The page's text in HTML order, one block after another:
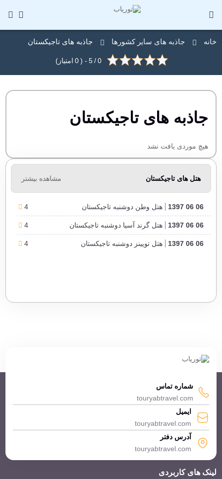
خانه جاذبه های سایر کشورها جاذبه های تاجیکستان
0
/
5
- (
0 امتیاز)
جاذبه های تاجیکستان
هیچ موردی یافت نشد
هتل های تاجیکستان مشاهده بیشتر
06 06 1397 هتل وطن دوشنبه تاجیکستان 4
06 06 1397 هتل گرند آسیا دوشنبه تاجیکستان 4
06 06 1397 هتل تویینز دوشنبه تاجیکستان 4
شماره تماس
touryabtravel.com
ایمیل
touryabtravel.com
آدرس دفتر
touryabtravel.com
لینک های کاربردی